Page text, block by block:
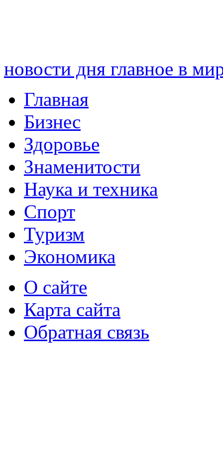
новости дня главное в
Главная
Бизнес
Здоровье
Знаменитости
Наука и техника
Спорт
Туризм
Экономика
О сайте
Карта сайта
Обратная связь